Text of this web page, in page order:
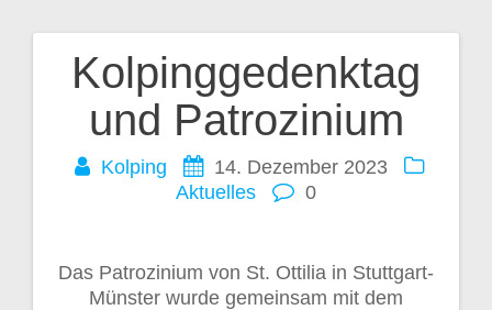
Kolpinggedenktag
und Patrozinium
Kolping
14. Dezember 2023
Aktuelles
0
Das Patrozinium von St. Ottilia in Stuttgart-
Münster wurde gemeinsam mit dem
Beitragsnavigation